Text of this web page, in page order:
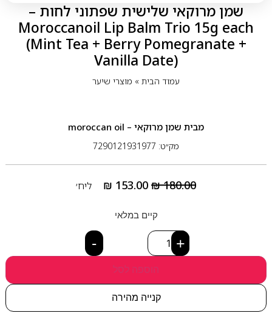
שמן מרוקאי שלישית שפתוני לחות –
Moroccanoil Lip Balm Trio 15g each
(Mint Tea + Berry Pomegranate +
Vanilla Date)
עמוד הבית» מוצרי שיער
מבית שמן מרוקאי – moroccan oil
מק״ט: 7290121931977
₪180.00
₪ 153.00 ליח׳
קיים במלאי
- +
הוספה לסל
קנייה מהירה